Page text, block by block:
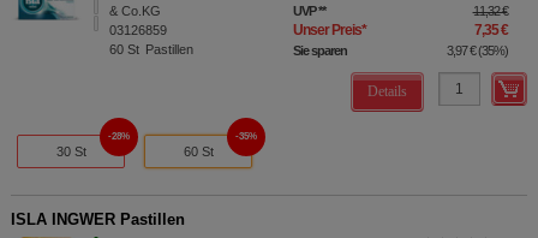
& Co.KG
03126859
60 St Pastillen
UVP** 11,32 €
Unser Preis* 7,35 €
Sie sparen 3,97 €(35%)
Details
30 St
28%
60 St
35%
ISLA INGWER Pastillen